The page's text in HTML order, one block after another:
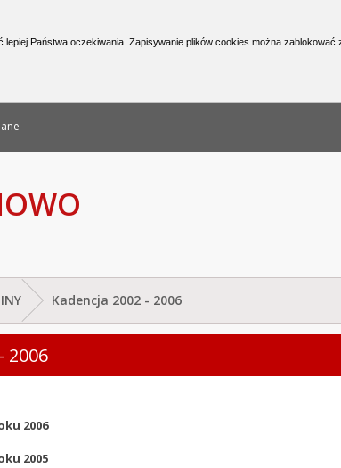
Publicznej
Państwa oczekiwania. Zapisywanie plików cookies można zablokować
Kadencja 2002 - 2006
2006
2006
2005